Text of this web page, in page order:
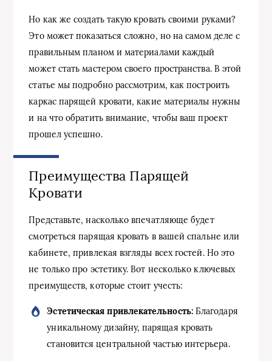
Но как же создать такую кровать своими руками?
Это может показаться сложно, но на самом деле с
правильным планом и материалами каждый
может стать мастером своего пространства. В этой
статье мы подробно рассмотрим, как построить
каркас парящей кровати, какие материалы нужны
и на что обратить внимание, чтобы ваш проект
прошел успешно.
Преимущества Парящей
Кровати
Представьте, насколько впечатляюще будет
смотреться парящая кровать в вашей спальне или
кабинете, привлекая взгляды всех гостей. Но это
не только про эстетику. Вот несколько ключевых
преимуществ, которые стоит учесть:
Эстетическая привлекательность:Благодаря
уникальному дизайну, парящая кровать
становится центральной частью интерьера.